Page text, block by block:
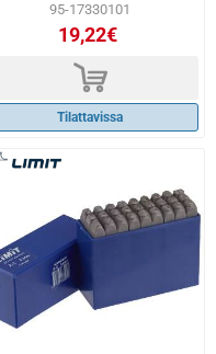
95-17330101
19,22€
d
Tilattavissa